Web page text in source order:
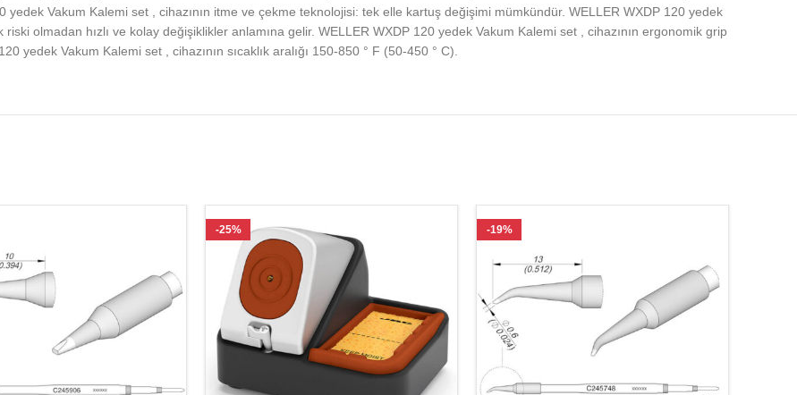
Vakum Kalemi set , cihazının itme ve çekme teknolojisi: tek elle kartuş değişimi mümkündür. WELLER WXDP 120 yedek
olmadan hızlı ve kolay değişiklikler anlamına gelir. WELLER WXDP 120 yedek Vakum Kalemi set , cihazının ergonomik grip
yedek Vakum Kalemi set , cihazının sıcaklık aralığı 150-850 ° F (50-450 ° C).
-25% -19%